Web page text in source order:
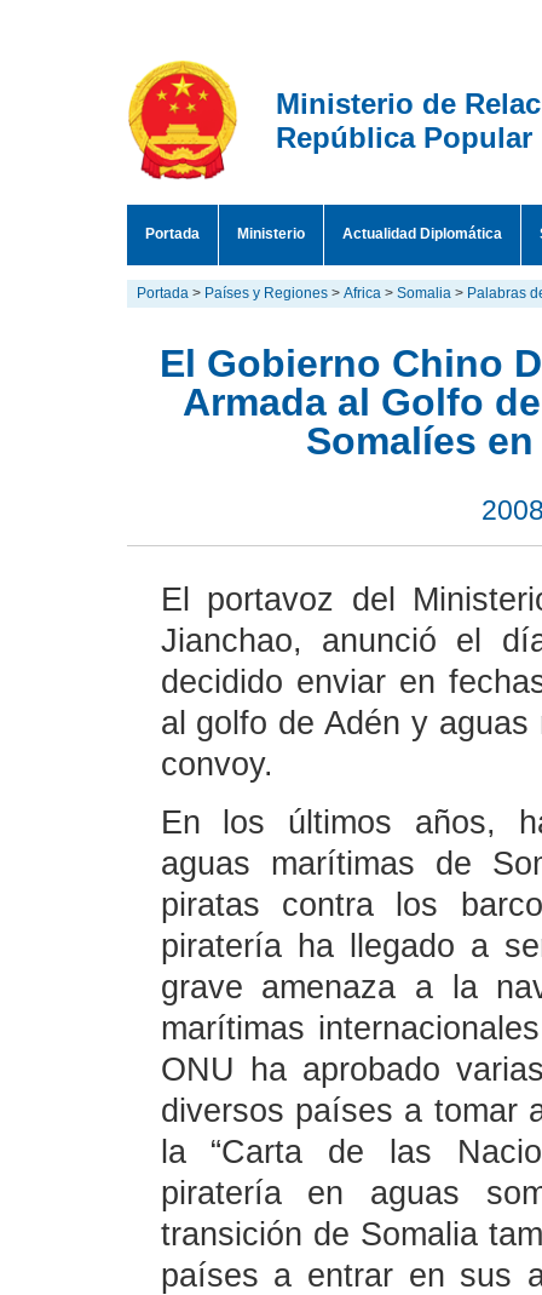
Ministerio de
República Popular
Portada Ministerio Actualidad Diplomática
Portada > Países y Regiones > Africa > Somalia > Palabras
El Gobierno Chino
Armada al Golfo
Somalíes
El portavoz del
Jianchao, anunció el
decidido enviar en
al golfo de Adén y
convoy.
En los últimos años,
aguas marítimas de
piratas contra los
piratería ha llegado a
grave amenaza a la
marítimas
ONU ha aprobado
diversos países a tomar
la “Carta de las
piratería en aguas
transición de Somalia
países a entrar en sus